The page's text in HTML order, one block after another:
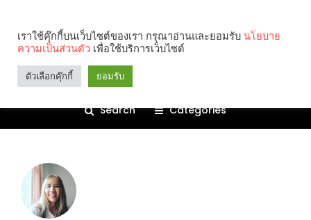
Search Categories
เราใช้คุ๊กกี้บนเว็บไซต์ของเรา กรุณาอ่านและยอมรับ นโยบาย
ความเป็นส่วนตัว เพื่อใช้บริการเว็บไซต์
ตัวเลือกคุ๊กกี้ ยอมรับ